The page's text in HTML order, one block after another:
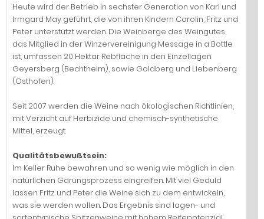
Heute wird der Betrieb in sechster Generation von Karl und
Irmgard May geführt, die von ihren Kindern Carolin, Fritz und
Peter unterstützt werden. Die Weinberge des Weingutes,
das Mitglied in der Winzervereinigung Message in a Bottle
ist, umfassen 20 Hektar Rebfläche in den Einzellagen
Geyersberg (Bechtheim), sowie Goldberg und Liebenberg
(Osthofen).
Seit 2007 werden die Weine nach ökologischen Richtlinien,
mit Verzicht auf Herbizide und chemisch-synthetische
Mittel, erzeugt.
Qualitätsbewußtsein:
Im Keller Ruhe bewahren und so wenig wie möglich in den
natürlichen Gärungsprozess eingreifen. Mit viel Geduld
lassen Fritz und Peter die Weine sich zu dem entwickeln,
was sie werden wollen. Das Ergebnis sind lagen- und